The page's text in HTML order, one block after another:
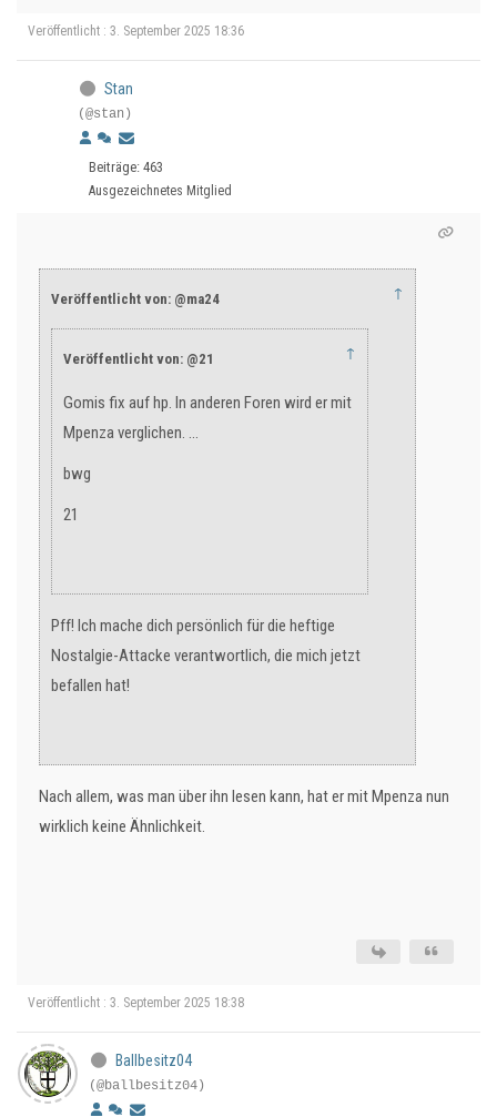
Veröffentlicht : 3. September 2025 18:36
Stan
(@stan)
Beiträge: 463
Ausgezeichnetes Mitglied
Veröffentlicht von: @ma24 ↑
Veröffentlicht von: @21 ↑
Gomis fix auf hp. In anderen Foren wird er mit
Mpenza verglichen. ...
bwg
21
Pff! Ich mache dich persönlich für die heftige
Nostalgie-Attacke verantwortlich, die mich jetzt
befallen hat!
Nach allem, was man über ihn lesen kann, hat er mit Mpenza nun
wirklich keine Ähnlichkeit.
Veröffentlicht : 3. September 2025 18:38
Ballbesitz04
(@ballbesitz04)